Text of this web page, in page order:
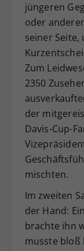
jüngeren
oder
seiner
Zum
2350
der
Davis-Cup-
mischten.
Im zweiten
der Hand:
brachte ihn
musste bloß